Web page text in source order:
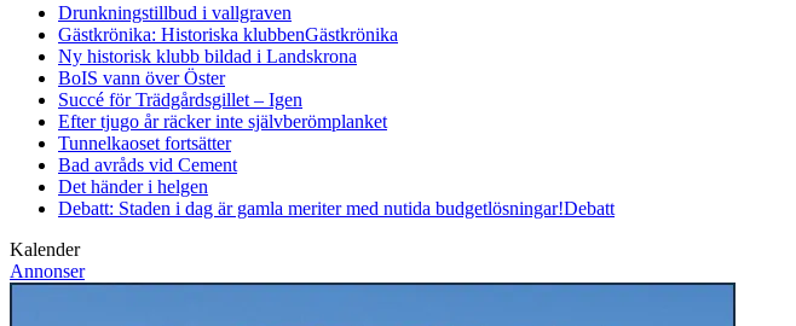
Drunkningstillbud i vallgraven
Gästkrönika: Historiska klubbenGästkrönika
Ny historisk klubb bildad i Landskrona
BoIS vann över Öster
Succé för Trädgårdsgillet – Igen
Efter tjugo år räcker inte självberömplanket
Tunnelkaoset fortsätter
Bad avråds vid Cement
Det händer i helgen
Debatt: Staden i dag är gamla meriter med nutida budgetlösningar!Debatt
Kalender
Annonser